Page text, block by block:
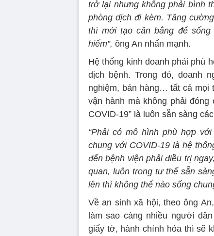
trở lại nhưng không phải bình
phòng dịch đi kèm. Tăng
thì mới tạo cân bằng để
hiểm”, ông An nhấn mạnh.
Hệ thống kinh doanh phải phù
dịch bệnh. Trong đó, doanh
nghiệm, bán hàng… tất cả mọi
vận hành mà không phải
COVID-19” là luôn sẵn sàng
“Phải có mô hình phù hợp
chung với COVID-19 là hệ
đến bệnh viện phải điều trị
quan, luôn trong tư thế sẵn
lên thì không thể nào sống
Về an sinh xã hội, theo ông
làm sao càng nhiều người
giấy tờ, hành chính hóa thì sẽ